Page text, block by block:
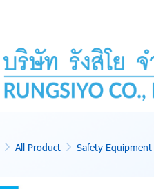
All Product Safety Equipment